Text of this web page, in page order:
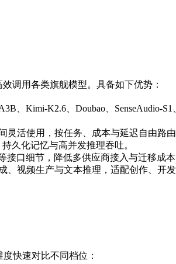
调用各类旗舰模型。具备如下优势：
、Kimi-K2.6、Doubao、SenseAudio-
灵活使用，按任务、成本与延迟自由路由
久化记忆与高并发推理吞吐。
接口细节，降低多供应商接入与迁移成本
、视频生产与文本推理，适配创作、开
快速对比不同档位：